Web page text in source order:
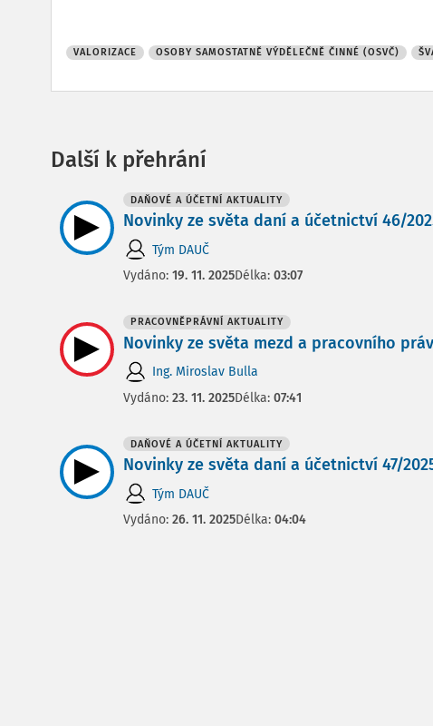
VALORIZACE OSOBY SAMOSTATNĚ VÝDĚLEČNĚ ČINNÉ (OSVČ)
Další k přehrání
DAŇOVÉ A ÚČETNÍ AKTUALITY
Novinky ze světa daní a účetnictví 46/
Tým DAUČ
Vydáno: 19. 11. 2025Délka: 03:07
PRACOVNĚPRÁVNÍ AKTUALITY
Novinky ze světa mezd a pracovního
Ing. Miroslav Bulla
Vydáno: 23. 11. 2025Délka: 07:41
DAŇOVÉ A ÚČETNÍ AKTUALITY
Novinky ze světa daní a účetnictví 47/2025
Tým DAUČ
Vydáno: 26. 11. 2025Délka: 04:04